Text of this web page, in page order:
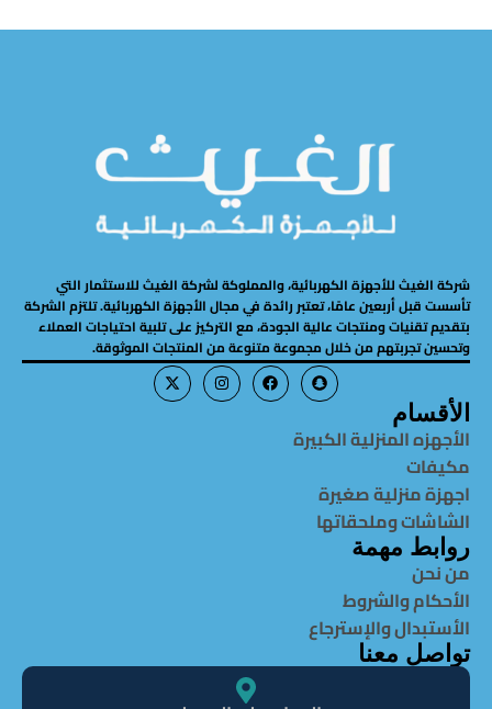
شركة الغيث للأجهزة الكهربائية، والمملوكة لشركة الغيث للاستثمار التي
تأسست قبل أربعين عامًا، تعتبر رائدة في مجال الأجهزة الكهربائية. تلتزم الشركة
بتقديم تقنيات ومنتجات عالية الجودة، مع التركيز على تلبية احتياجات العملاء
وتحسين تجربتهم من خلال مجموعة متنوعة من المنتجات الموثوقة.
الأقسام
الأجهزه المنزلية الكبيرة
مكيفات
اجهزة منزلية صغيرة
الشاشات وملحقاتها
روابط مهمة
من نحن
الأحكام والشروط
الأستبدال والإسترجاع
تواصل معنا